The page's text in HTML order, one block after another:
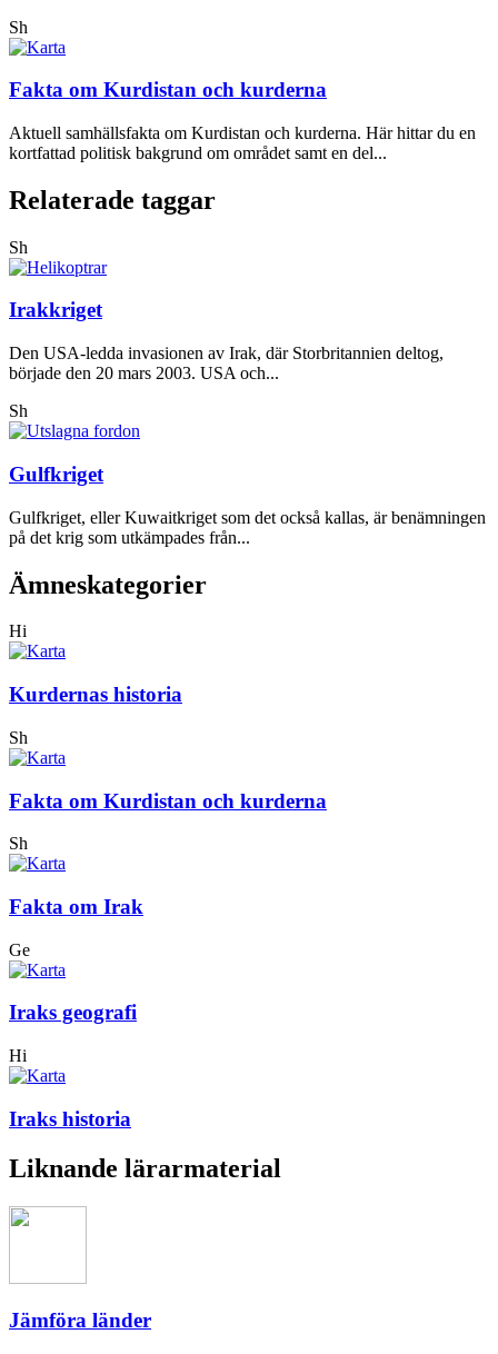
Sh
Fakta om Kurdistan och kurderna
Aktuell samhällsfakta om Kurdistan och kurderna. Här hittar du en
kortfattad politisk bakgrund om området samt en del...
Relaterade taggar
Sh
Irakkriget
Den USA-ledda invasionen av Irak, där Storbritannien deltog,
började den 20 mars 2003. USA och...
Sh
Gulfkriget
Gulfkriget, eller Kuwaitkriget som det också kallas, är benämningen
på det krig som utkämpades från...
Ämneskategorier
Hi
Kurdernas historia
Sh
Fakta om Kurdistan och kurderna
Sh
Fakta om Irak
Ge
Iraks geografi
Hi
Iraks historia
Liknande lärarmaterial
Jämföra länder